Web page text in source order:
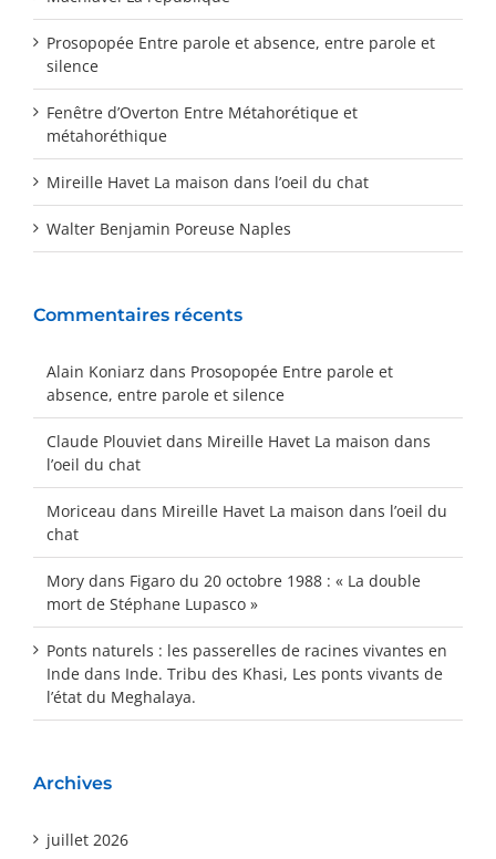
Prosopopée Entre parole et absence, entre parole et
silence
Fenêtre d’Overton Entre Métahorétique et
métahoréthique
Mireille Havet La maison dans l’oeil du chat
Walter Benjamin Poreuse Naples
Commentaires récents
Alain Koniarz dans Prosopopée Entre parole et
absence, entre parole et silence
Claude Plouviet dans Mireille Havet La maison dans
l’oeil du chat
Moriceau dans Mireille Havet La maison dans l’oeil du
chat
Mory dans Figaro du 20 octobre 1988 : « La double
mort de Stéphane Lupasco »
Ponts naturels : les passerelles de racines vivantes en
Inde dans Inde. Tribu des Khasi, Les ponts vivants de
l’état du Meghalaya.
Archives
juillet 2026